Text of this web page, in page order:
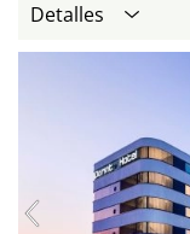
Detalles